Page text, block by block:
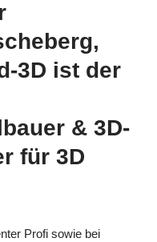
3D ist der
& 3D-
für 3D
Profi sowie bei